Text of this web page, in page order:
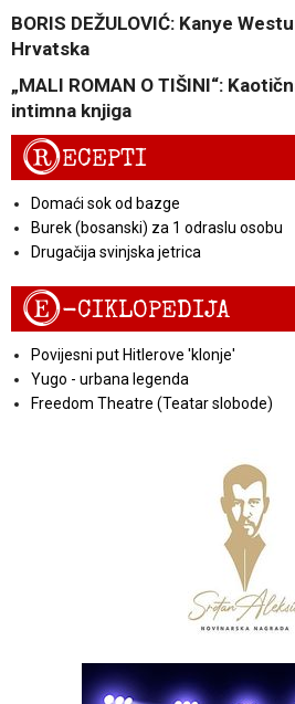
BORIS DEŽULOVIĆ: Kanye
Hrvatska
„MALI ROMAN O TIŠINI“:
intimna knjiga
RECEPTI
Domaći sok od bazge
Burek (bosanski) za 1 odraslu osobu
Drugačija svinjska jetrica
E-CIKLOPEDIJA
Povijesni put Hitlerove 'klonje'
Yugo - urbana legenda
Freedom Theatre (Teatar slobode)